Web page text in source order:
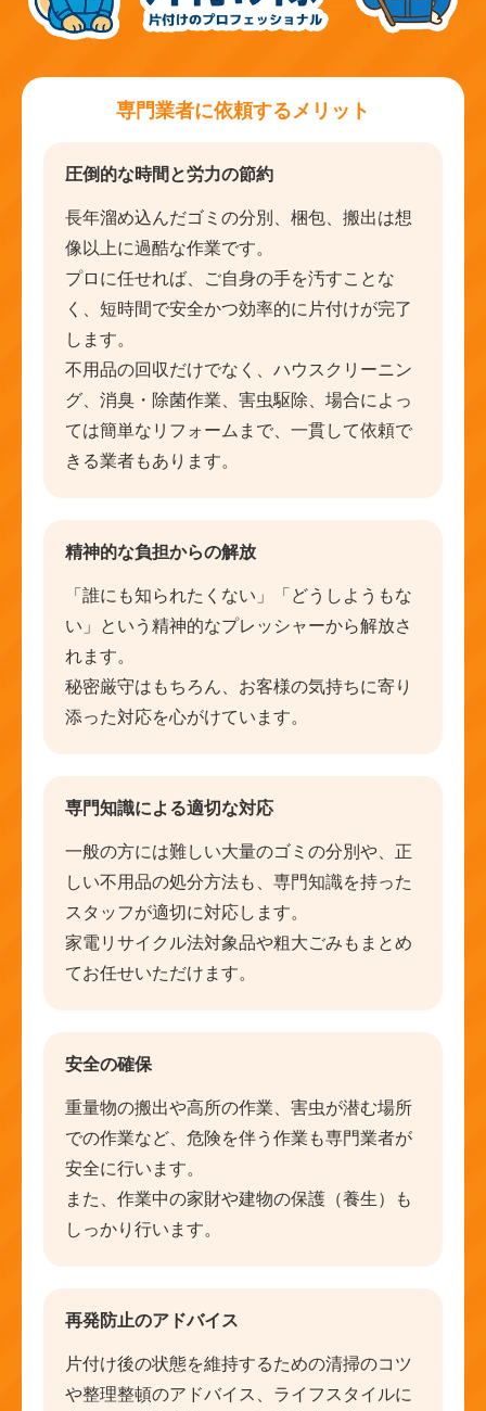
専門業者に依頼するメリット
圧倒的な時間と労力の節約
長年溜め込んだゴミの分別、梱包、搬出は想
像以上に過酷な作業です。
プロに任せれば、ご自身の手を汚すことな
く、短時間で安全かつ効率的に片付けが完了
します。
不用品の回収だけでなく、ハウスクリーニン
グ、消臭・除菌作業、害虫駆除、場合によっ
ては簡単なリフォームまで、一貫して依頼で
きる業者もあります。
精神的な負担からの解放
「誰にも知られたくない」「どうしようもな
い」という精神的なプレッシャーから解放さ
れます。
秘密厳守はもちろん、お客様の気持ちに寄り
添った対応を心がけています。
専門知識による適切な対応
一般の方には難しい大量のゴミの分別や、正
しい不用品の処分方法も、専門知識を持った
スタッフが適切に対応します。
家電リサイクル法対象品や粗大ごみもまとめ
てお任せいただけます。
安全の確保
重量物の搬出や高所の作業、害虫が潜む場所
での作業など、危険を伴う作業も専門業者が
安全に行います。
また、作業中の家財や建物の保護（養生）も
しっかり行います。
再発防止のアドバイス
片付け後の状態を維持するための清掃のコツ
や整理整頓のアドバイス、ライフスタイルに